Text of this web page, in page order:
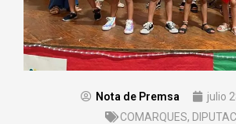
Nota de Premsa
julio
COMARQUES,